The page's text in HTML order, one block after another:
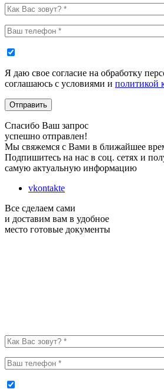
Я даю свое согласие на обработку
соглашаюсь с условиями и политикой
Отправить
Спасибо Ваш запрос
успешно отправлен!
Мы свяжемся с Вами в ближайшее
Подпишитесь на нас в соц. сетях и
самую актуальную информацию
vkontakte
Все сделаем сами
и доставим вам в удобное
место готовые документы